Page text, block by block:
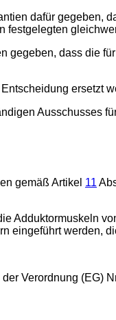
dafür gegeben,
festgelegten
gegeben, dass die
ersetzt
Ausschusses
gemäß Artikel 11
Adduktormuskeln
werden,
Verordnung (EG)